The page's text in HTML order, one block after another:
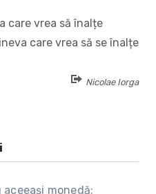
care vrea să înalțe
care vrea să se înalțe
Nicolae Iorga
monedă: